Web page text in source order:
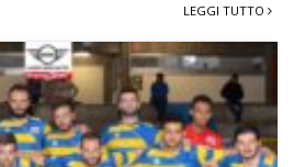
LEGGI TUTTO